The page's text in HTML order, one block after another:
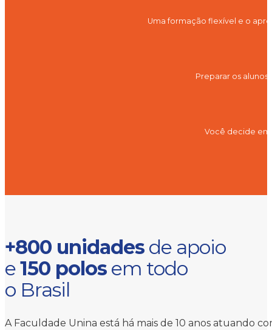
Uma formação flexível e o
Preparar os
Você decide em
+800 unidades de apoio
e150 polos em todo
o Brasil
A Faculdade Unina está há mais de 10 anos atuando